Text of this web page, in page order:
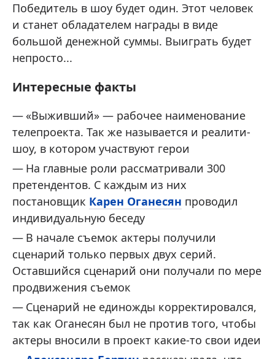
Победитель в шоу будет один. Этот человек
и станет обладателем награды в виде
большой денежной суммы. Выиграть будет
непросто...
Интересные факты
«Выживший» — рабочее наименование
телепроекта. Так же называется и реалити-
шоу, в котором участвуют герои
На главные роли рассматривали 300
претендентов. С каждым из них
постановщик Карен Оганесян проводил
индивидуальную беседу
В начале съемок актеры получили
сценарий только первых двух серий.
Оставшийся сценарий они получали по мере
продвижения съемок
Сценарий не единожды корректировался,
так как Оганесян был не против того, чтобы
актеры вносили в проект какие-то свои идеи